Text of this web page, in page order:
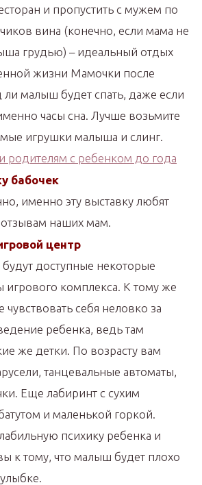
и пропустить с мужем по
вина (конечно, если мама не
грудью) – идеальный отдых
жизни Мамочки после
малыш будет спать, даже если
часы сна. Лучше возьмите
игрушки малыша и слинг.
бабочек
именно эту выставку любят
наших мам.
центр
доступные некоторые
игрового комплекса. К тому же
чувствовать себя неловко за
ребенка, ведь там
же детки. По возрасту вам
танцевальные автоматы,
Еще лабиринт с сухим
и маленькой горкой.
психику ребенка и
к тому, что малыш будет плохо